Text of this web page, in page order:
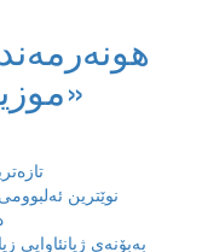
موزیكی «لا كاراڤان پاس»